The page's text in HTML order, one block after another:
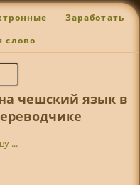
Заработать
слово
чешский язык в
...